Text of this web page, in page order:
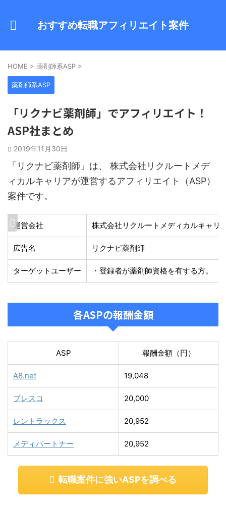
おすすめ転職アフィリエイト案件
HOME > 薬剤師系ASP >
薬剤師系ASP
「リクナビ薬剤師」でアフィリエイト！
ASP社まとめ
2019年11月30日
「リクナビ薬剤師」は、 株式会社リクルートメデ
ィカルキャリアが運営するアフィリエイト（ASP）
案件です。
運営会社 株式会社リクルートメディカルキャリ
広告名 リクナビ薬剤師
ターゲットユーザー ・登録者が薬剤師資格を有する方。
各ASPの報酬金額
ASP 報酬金額（円）
A8.net 19,048
プレスコ 20,000
レントラックス 20,952
メディパートナー 20,952
転職案件に強いASPを調べる